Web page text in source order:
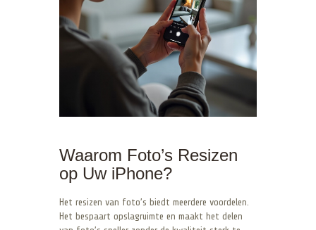
Waarom Foto’s Resizen
op Uw iPhone?
Het resizen van foto’s biedt meerdere voordelen.
Het bespaart opslagruimte en maakt het delen